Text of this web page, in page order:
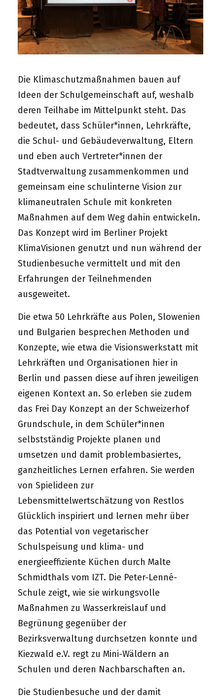
Die Klimaschutzmaßnahmen bauen auf
Ideen der Schulgemeinschaft auf, weshalb
deren Teilhabe im Mittelpunkt steht. Das
bedeutet, dass Schüler*innen, Lehrkräfte,
die Schul- und Gebäudeverwaltung, Eltern
und eben auch Vertreter*innen der
Stadtverwaltung zusammenkommen und
gemeinsam eine schulinterne Vision zur
klimaneutralen Schule mit konkreten
Maßnahmen auf dem Weg dahin entwickeln.
Das Konzept wird im Berliner Projekt
KlimaVisionen genutzt und nun während der
Studienbesuche vermittelt und mit den
Erfahrungen der Teilnehmenden
ausgeweitet.
Die etwa 50 Lehrkräfte aus Polen, Slowenien
und Bulgarien besprechen Methoden und
Konzepte, wie etwa die Visionswerkstatt mit
Lehrkräften und Organisationen hier in
Berlin und passen diese auf ihren jeweiligen
eigenen Kontext an. So erleben sie zudem
das Frei Day Konzept an der Schweizerhof
Grundschule, in dem Schüler*innen
selbstständig Projekte planen und
umsetzen und damit problembasiertes,
ganzheitliches Lernen erfahren. Sie werden
von Spielideen zur
Lebensmittelwertschätzung von Restlos
Glücklich inspiriert und lernen mehr über
das Potential von vegetarischer
Schulspeisung und klima- und
energieeffiziente Küchen durch Malte
Schmidthals vom IZT. Die Peter-Lenné-
Schule zeigt, wie sie wirkungsvolle
Maßnahmen zu Wasserkreislauf und
Begrünung gegenüber der
Bezirksverwaltung durchsetzen konnte und
Kiezwald e.V. regt zu Mini-Wäldern an
Schulen und deren Nachbarschaften an.
Die Studienbesuche und der damit